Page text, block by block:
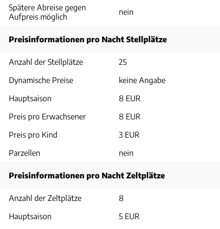
Spätere Abreise gegen
Aufpreis möglich
nein
Preisinformationen pro Nacht Stellplätze
Anzahl der Stellplätze
25
Dynamische Preise
keine Angabe
Hauptsaison
8 EUR
Preis pro Erwachsener
8 EUR
Preis pro Kind
3 EUR
Parzellen
nein
Preisinformationen pro Nacht Zeltplätze
Anzahl der Zeltplätze
8
Hauptsaison
5 EUR